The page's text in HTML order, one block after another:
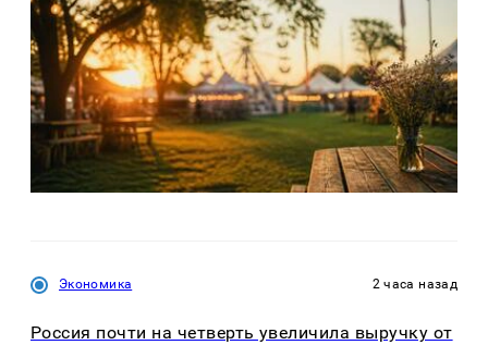
Экономика 2 часа назад
Россия почти на четверть увеличила выручку от